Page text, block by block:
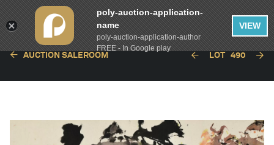
AUCTION SALEROOM LOT 490
poly-auction-application-
name
poly-auction-application-author
FREE - In Google play
VIEW